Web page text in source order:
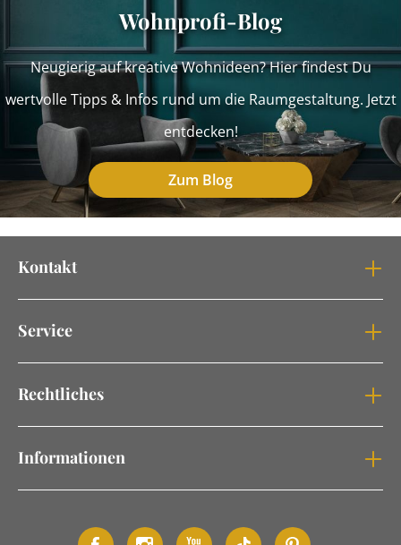
Wohnprofi-Blog
Neugierig auf kreative Wohnideen? Hier findest Du
wertvolle Tipps & Infos rund um die Raumgestaltung. Jetzt
entdecken!
Zum Blog
Kontakt
Service
Rechtliches
Informationen